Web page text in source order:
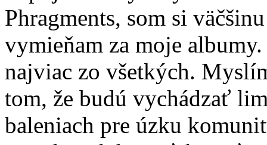
Phragments, som si
vymieňam za moje
najviac zo všetkých.
tom, že budú vychádzať
baleniach pre úzku